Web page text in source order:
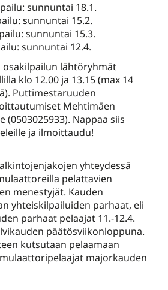
sunnuntai 18.1.
sunnuntai 15.2.
sunnuntai 15.3.
sunnuntai 12.4.
lähtöryhmät
klo 12.00 ja 13.15 (max 14
Puttimestaruuden
Mehtimäen
(0503025933). Nappaa siis
ja ilmoittaudu!
yhteydessä
pelattavien
menestyjät. Kauden
yhteiskilpailuiden parhaat, eli
parhaat pelaajat 11.-12.4.
päätösviikonloppuna.
kutsutaan pelaamaan
majorkauden